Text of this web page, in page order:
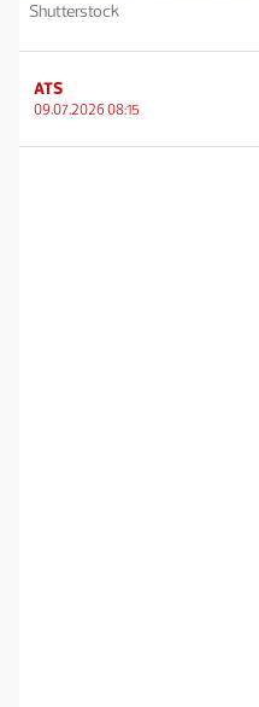
Shutterstock
ATS
09.07.2026 08:15